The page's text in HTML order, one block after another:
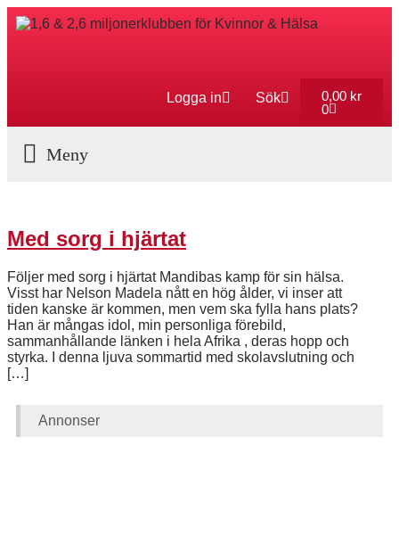
Logga in Sök 0,00 kr
0
Med sorg i hjärtat
Följer med sorg i hjärtat Mandibas kamp för sin hälsa.
Visst har Nelson Madela nått en hög ålder, vi inser att
tiden kanske är kommen, men vem ska fylla hans plats?
Han är mångas idol, min personliga förebild,
sammanhållande länken i hela Afrika , deras hopp och
styrka. I denna ljuva sommartid med skolavslutning och
[…]
Annonser